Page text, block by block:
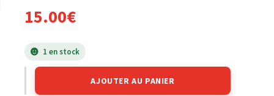
15.00€
1 en stock
AJOUTER AU PANIER